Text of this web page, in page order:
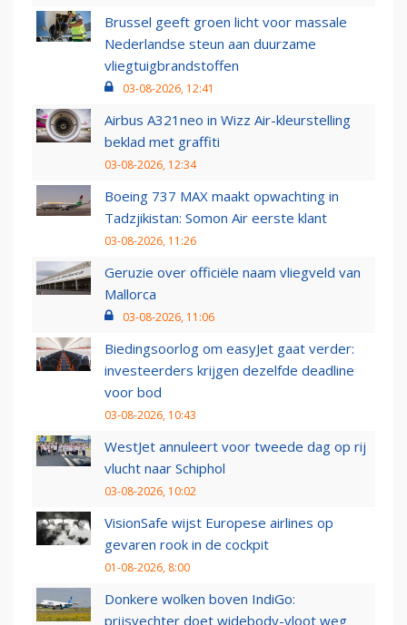
Brussel geeft groen licht voor massale
Nederlandse steun aan duurzame
vliegtuigbrandstoffen
03-08-2026, 12:41
Airbus A321neo in Wizz Air-kleurstelling
beklad met graffiti
03-08-2026, 12:34
Boeing 737 MAX maakt opwachting in
Tadzjikistan: Somon Air eerste klant
03-08-2026, 11:26
Geruzie over officiële naam vliegveld van
Mallorca
03-08-2026, 11:06
Biedingsoorlog om easyJet gaat verder:
investeerders krijgen dezelfde deadline
voor bod
03-08-2026, 10:43
WestJet annuleert voor tweede dag op rij
vlucht naar Schiphol
03-08-2026, 10:02
VisionSafe wijst Europese airlines op
gevaren rook in de cockpit
01-08-2026, 8:00
Donkere wolken boven IndiGo:
prijsvechter doet widebody-vloot weg